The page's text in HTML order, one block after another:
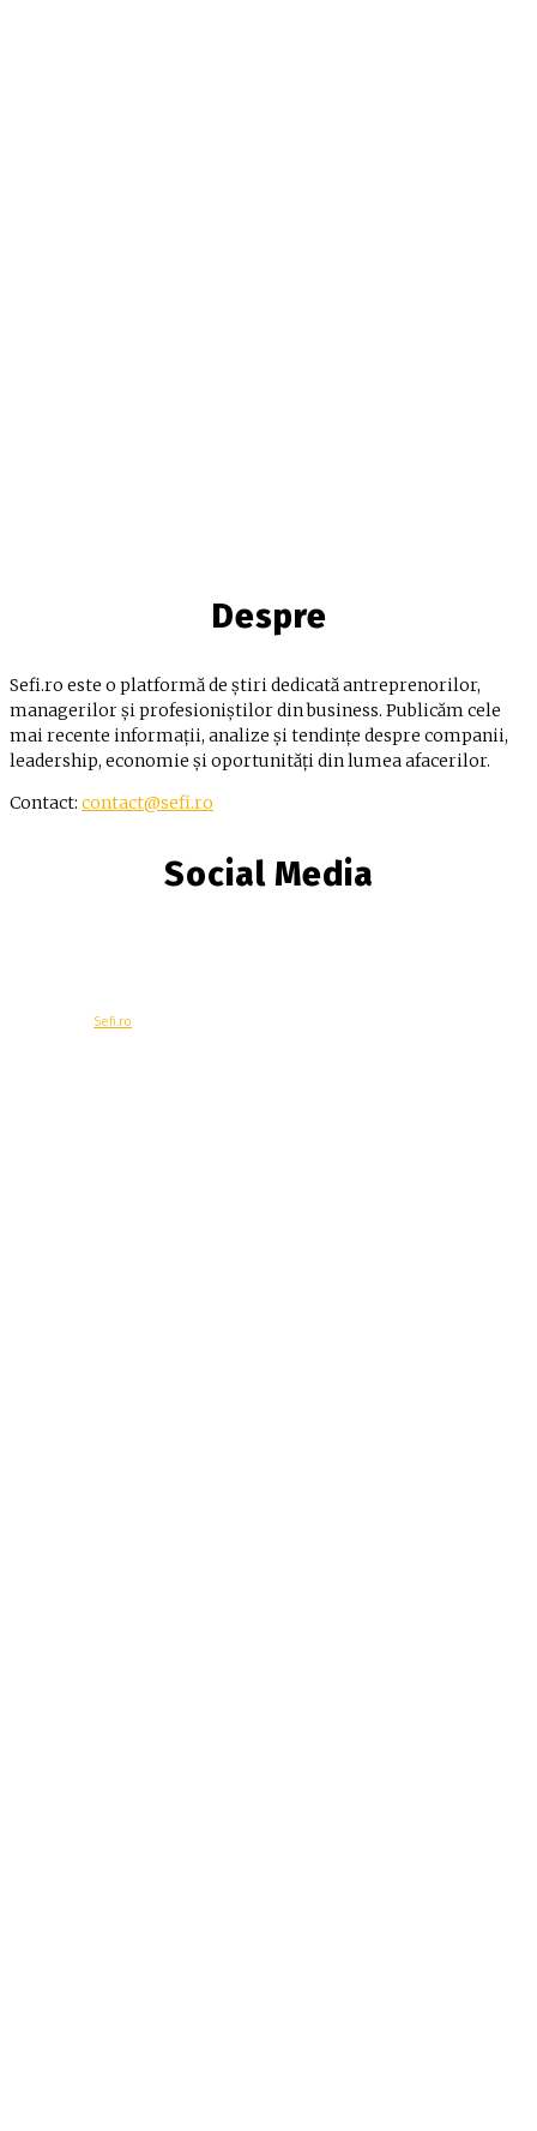
Despre
Sefi.ro este o platformă de știri dedicată antreprenorilor,
managerilor și profesioniștilor din business. Publicăm cele
mai recente informații, analize și tendințe despre companii,
leadership, economie și oportunități din lumea afacerilor.
Contact: contact@sefi.ro
Social Media
Sefi.ro